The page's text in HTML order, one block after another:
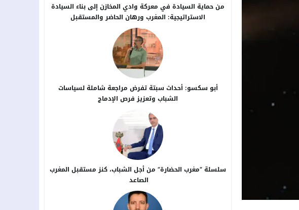
من حماية السيادة في معركة وادي المخازن إلى بناء السيادة
الاستراتيجية: المغرب ورهان الحاضر والمستقبل
أبو سكسو: أحداث سبتة تفرض مراجعة شاملة لسياسات
الشباب وتعزيز فرص الإدماج
سلسلة “مغرب الحضارة” من أجل ​الشباب، كنز مستقبل المغرب
الصاعد